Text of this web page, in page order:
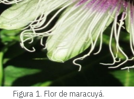
Figura 1. Flor de maracuyá.